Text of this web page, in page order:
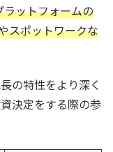
ットフォームの
スポットワークな
の特性をより深く
決定をする際の参